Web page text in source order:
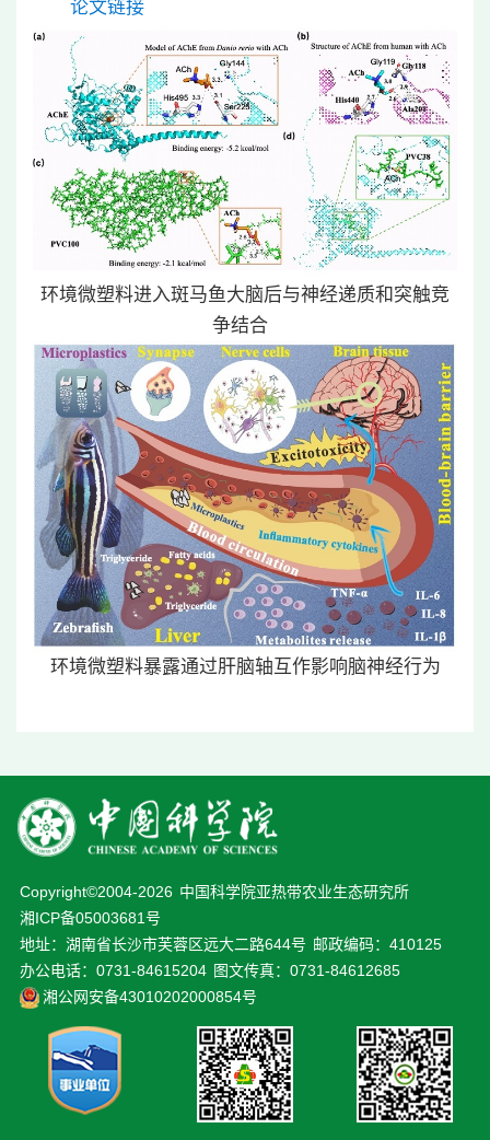
论文链接
环境微塑料进入斑马鱼大脑后与神经递质和突触竞
争结合
环境微塑料暴露通过肝脑轴互作影响脑神经行为
Copyright©2004-2026 中国科学院亚热带农业生态研究所
湘ICP备05003681号
地址：湖南省长沙市芙蓉区远大二路644号 邮政编码：410125
办公电话：0731-84615204 图文传真：0731-84612685
湘公网安备43010202000854号